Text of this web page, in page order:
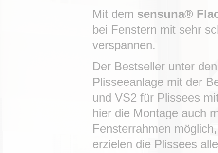
Mit dem sensuna®
bei Fenstern mit sehr
verspannen.
Der Bestseller unter
Plisseeanlage mit der
und VS2 für Plissees
hier die Montage auch
Fensterrahmen
erzielen die Plissees